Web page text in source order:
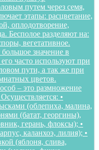
путем через семя,
этапы: расцветание,
оплодотворение,
Бесполое разделяют на:
вегетативное.
значение в
часто используют при
пути, а так же при
цветов.
– это размножение
•
(облепиха, малина,
(батат, георгины),
герань, флоксы); •
каланхоэ, лилия); •
(яблоня, слива,